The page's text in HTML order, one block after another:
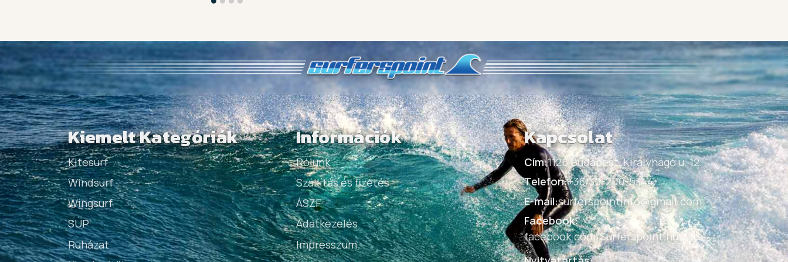
Kiemelt Kategóriák
Kitesurf
Windsurf
Wingsurf
SUP
Ruházat
Információk
Rólunk
Szállítás és fizetés
ÁSZF
Adatkezelés
Impresszum
Kapcsolat
Cím:1126 Budapest, Királyhágó u. 12.
Telefon:+36/30-200-5344
E-mail:surferspointinfo@gmail.com
Facebook:
facebook.com/Surferspoint.hu